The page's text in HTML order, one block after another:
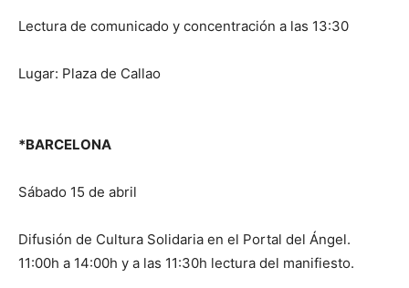
Lectura de comunicado y concentración a las 13:30
Lugar: Plaza de Callao
*BARCELONA
Sábado 15 de abril
Difusión de Cultura Solidaria en el Portal del Ángel.
11:00h a 14:00h y a las 11:30h lectura del manifiesto.